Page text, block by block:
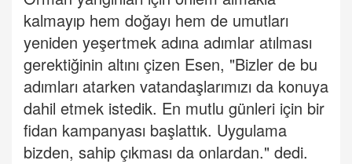
kalmayıp hem doğayı hem de umutları
yeniden yeşertmek adına adımlar atılması
gerektiğinin altını çizen Esen, "Bizler de bu
adımları atarken vatandaşlarımızı da konuya
dahil etmek istedik. En mutlu günleri için bir
fidan kampanyası başlattık. Uygulama
bizden, sahip çıkması da onlardan." dedi.